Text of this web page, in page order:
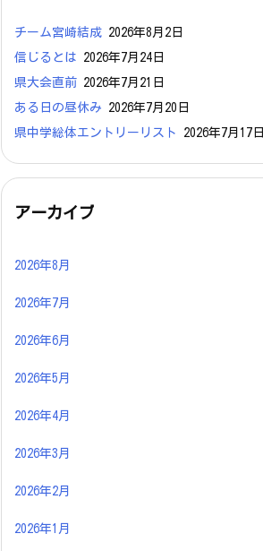
チーム宮崎結成 2026年8月2日
信じるとは
2026年7月24日
県大会直前 2026年7月21日
ある日の昼休み
2026年7月20日
県中学総体エントリーリスト
2026年7月17日
アーカイブ
2026年8月
2026年7月
2026年6月
2026年5月
2026年4月
2026年3月
2026年2月
2026年1月